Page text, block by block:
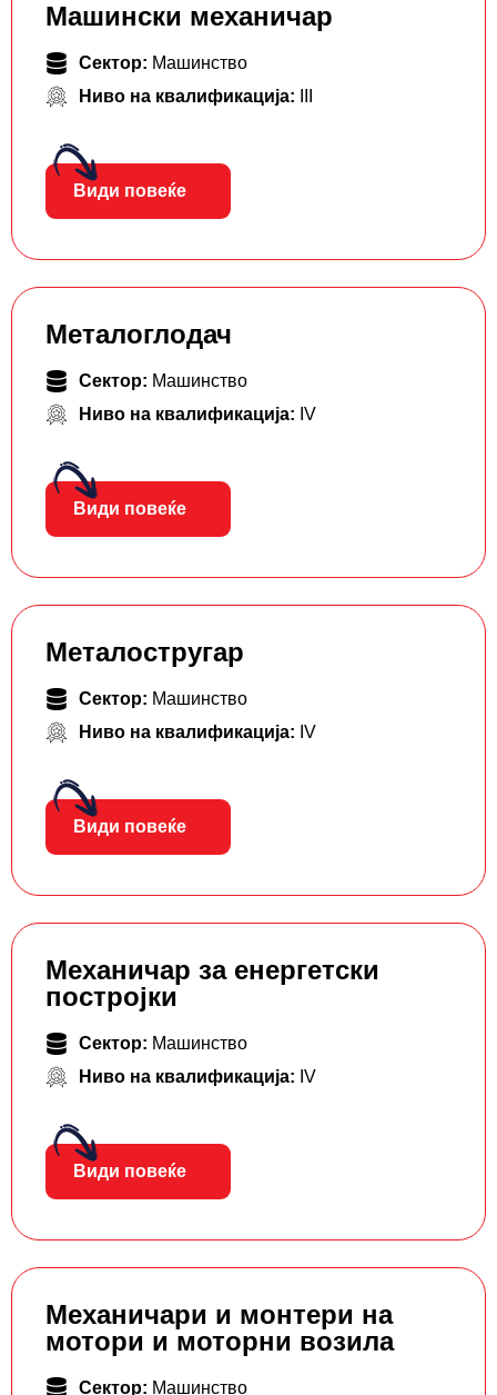
Машински механичар
Сектор: Машинство
Ниво на квалификација:
Види повеќе
Металоглодач
Сектор: Машинство
Ниво на квалификација: IV
Види повеќе
Металостругар
Сектор: Машинство
Ниво на квалификација: IV
Види повеќе
Механичар за енергетски
постројки
Сектор: Машинство
Ниво на квалификација: IV
Види повеќе
Механичари и монтери на
мотори и моторни возила
Сектор: Машинство